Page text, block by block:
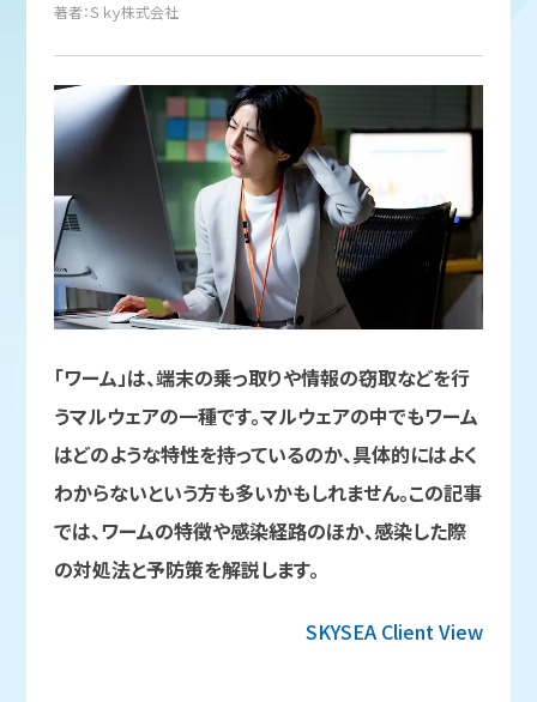
著者：Ｓｋｙ株式会社
「ワーム」は、端末の乗っ取りや情報の窃取などを行
うマルウェアの一種です。マルウェアの中でもワーム
はどのような特性を持っているのか、具体的にはよく
わからないという方も多いかもしれません。この記事
では、ワームの特徴や感染経路のほか、感染した際
の対処法と予防策を解説します。
SKYSEA Client View